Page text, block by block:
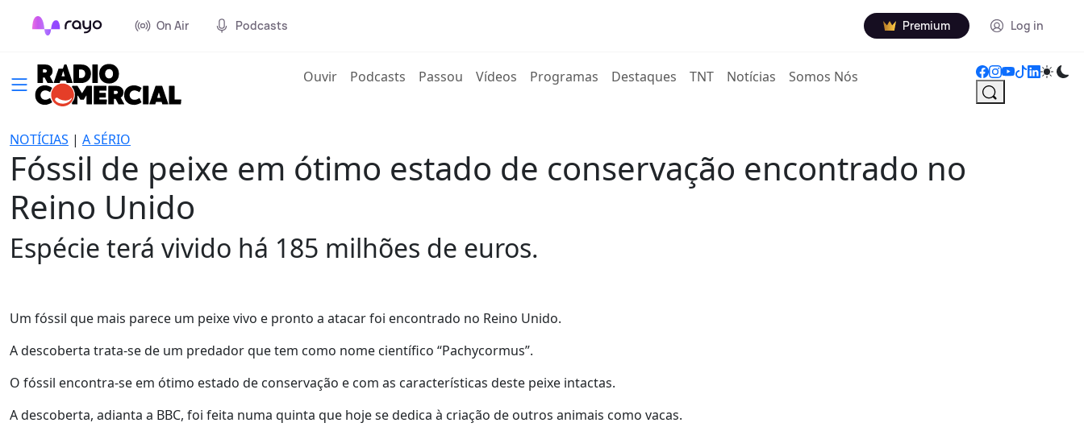
On Air Podcasts Premium Log in
Ouvir(current)
Podcasts Passou Vídeos Programas Destaques TNT Notícias Somos Nós
NOTÍCIAS | A SÉRIO
Fóssil de peixe em ótimo estado de conservação encontrado no
Reino Unido
Espécie terá vivido há 185 milhões de euros.
Um fóssil que mais parece um peixe vivo e pronto a atacar foi encontrado no Reino Unido.
A descoberta trata-se de um predador que tem como nome científico “Pachycormus”.
O fóssil encontra-se em ótimo estado de conservação e com as características deste peixe intactas.
A descoberta, adianta a BBC, foi feita numa quinta que hoje se dedica à criação de outros animais como vacas.